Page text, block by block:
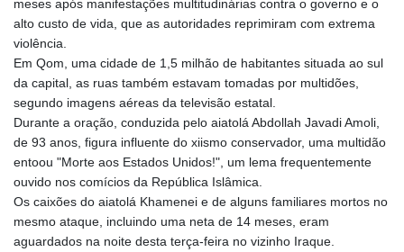
meses após manifestações multitudinárias contra o governo e o
alto custo de vida, que as autoridades reprimiram com extrema
violência.
Em Qom, uma cidade de 1,5 milhão de habitantes situada ao sul
da capital, as ruas também estavam tomadas por multidões,
segundo imagens aéreas da televisão estatal.
Durante a oração, conduzida pelo aiatolá Abdollah Javadi Amoli,
de 93 anos, figura influente do xiismo conservador, uma multidão
entoou "Morte aos Estados Unidos!", um lema frequentemente
ouvido nos comícios da República Islâmica.
Os caixões do aiatolá Khamenei e de alguns familiares mortos no
mesmo ataque, incluindo uma neta de 14 meses, eram
aguardados na noite desta terça-feira no vizinho Iraque.